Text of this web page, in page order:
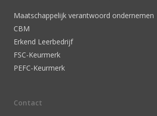
Maatschappelijk verantwoord ondernemen
CBM
Erkend Leerbedrijf
FSC-Keurmerk
PEFC-Keurmerk
Contact